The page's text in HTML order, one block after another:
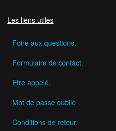
Les liens utiles
Foire aux questions.
Formulaire de contact.
Etre appelé.
Mot de passe oublié
Conditions de retour.